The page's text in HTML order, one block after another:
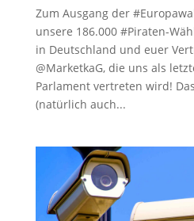
Zum Ausgang der
unsere 186.000 #Piraten-
in Deutschland und euer
@MarketkaG, die uns als
Parlament vertreten wird!
(natürlich auch...